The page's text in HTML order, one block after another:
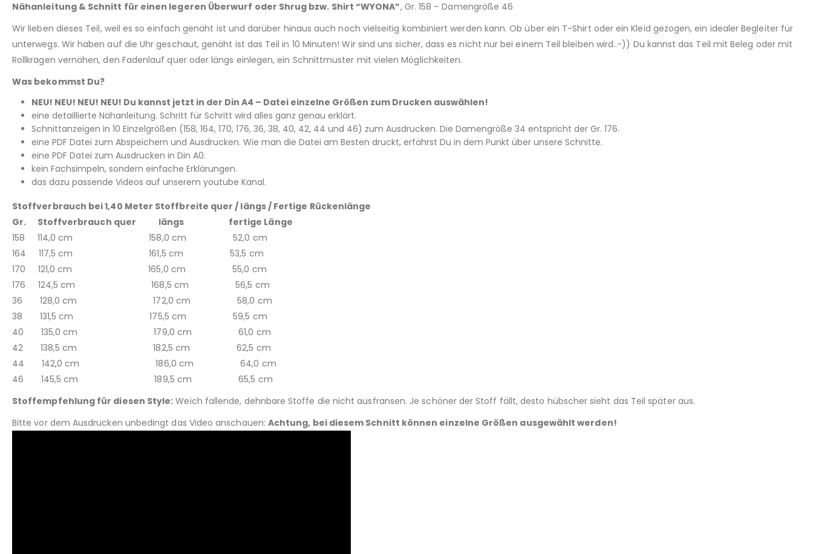
Nähanleitung & Schnitt für einen legeren Überwurf oder Shrug bzw. Shirt “WYONA”, Gr. 158 – Damengröße 46
Wir lieben dieses Teil, weil es so einfach genäht ist und darüber hinaus auch noch vielseitig kombiniert werden kann. Ob über ein T-Shirt oder ein Kleid gezogen, ein idealer Begleiter für
unterwegs. Wir haben auf die Uhr geschaut, genäht ist das Teil in 10 Minuten! Wir sind uns sicher, dass es nicht nur bei einem Teil bleiben wird..-)) Du kannst das Teil mit Beleg oder mit
Rollkragen vernähen, den Fadenlauf quer oder längs einlegen, ein Schnittmuster mit vielen Möglichkeiten.
Was bekommst Du?
NEU! NEU! NEU! NEU! Du kannst jetzt in der Din A4 – Datei einzelne Größen zum Drucken auswählen!
eine detaillierte Nähanleitung. Schritt für Schritt wird alles ganz genau erklärt.
Schnittanzeigen in 10 Einzelgrößen (158, 164, 170, 176, 36, 38, 40, 42, 44 und 46) zum Ausdrucken. Die Damengröße 34 entspricht der Gr. 176.
eine PDF Datei zum Abspeichern und Ausdrucken. Wie man die Datei am Besten druckt, erfährst Du in dem Punkt über unsere Schnitte.
eine PDF Datei zum Ausdrucken in Din A0.
kein Fachsimpeln, sondern einfache Erklärungen.
das dazu passende Videos auf unserem youtube Kanal.
Stoffverbrauch bei 1,40 Meter Stoffbreite quer / längs / Fertige Rückenlänge
Gr. Stoffverbrauch quer längs fertige Länge
158 114,0 cm 158,0 cm 52,0 cm
164 117,5 cm 161,5 cm 53,5 cm
170 121,0 cm 165,0 cm 55,0 cm
176 124,5 cm 168,5 cm 56,5 cm
36 128,0 cm 172,0 cm 58,0 cm
38 131,5 cm 175,5 cm 59,5 cm
40 135,0 cm 179,0 cm 61,0 cm
42 138,5 cm 182,5 cm 62,5 cm
44 142,0 cm 186,0 cm 64,0 cm
46 145,5 cm 189,5 cm 65,5 cm
Stoffempfehlung für diesen Style: Weich fallende, dehnbare Stoffe die nicht ausfransen. Je schöner der Stoff fällt, desto hübscher sieht das Teil später aus.
Bitte vor dem Ausdrucken unbedingt das Video anschauen: Achtung, bei diesem Schnitt können einzelne Größen ausgewählt werden!